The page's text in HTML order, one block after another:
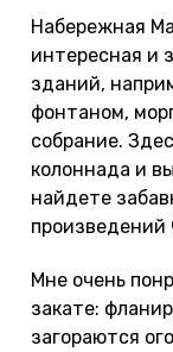
Набережная
интересная и
зданий,
фонтаном,
собрание.
колоннада и
найдете
произведений
Мне очень
закате:
загораются